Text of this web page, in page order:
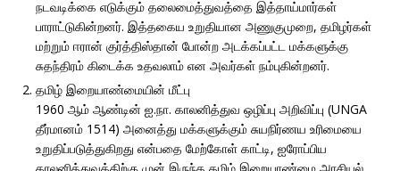
நடவடிக்கை எடுக்கும் தலைமைத்துவத்தை இத்தாய்மார்கள்
பாராட்டுகின்றனர். இத்தகைய உறுதியான அணுகுமுறை, தமிழர்கள்
மற்றும் ஈரான் குர்த்திஸ்தான் போன்ற அடக்கப்பட்ட மக்களுக்கு
சுதந்திரம் கிடைக்க உதவலாம் என அவர்கள் நம்புகின்றனர்.
தமிழ் இறையாண்மையின் மீட்பு
1960 ஆம் ஆண்டின் ஐ.நா. காலனித்துவ ஒழிப்பு அறிவிப்பு (UNGA
தீர்மானம் 1514) அனைத்து மக்களுக்கும் சுயநிர்ணய உரிமையை
உறுதிப்படுத்துகிறது என்பதை மேற்கோள் காட்டி, ஐரோப்பிய